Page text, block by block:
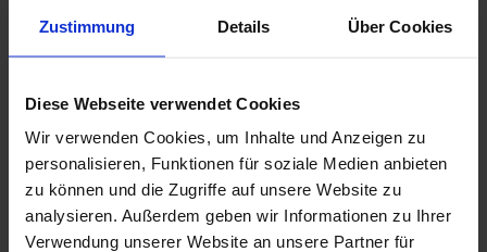
Zustimmung Details Über Cookies
Diese Webseite verwendet Cookies
Wir verwenden Cookies, um Inhalte und Anzeigen zu
personalisieren, Funktionen für soziale Medien anbieten
zu können und die Zugriffe auf unsere Website zu
analysieren. Außerdem geben wir Informationen zu Ihrer
Verwendung unserer Website an unsere Partner für
 Bewerberhotline
 WhatsApp
0800 / 7008822